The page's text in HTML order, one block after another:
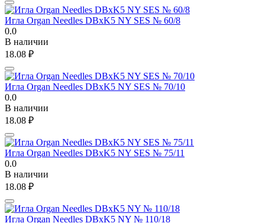
Игла Organ Needles DBxK5 NY SES № 60/8
0.0
В наличии
18.08 ₽
Игла Organ Needles DBxK5 NY SES № 70/10
0.0
В наличии
18.08 ₽
Игла Organ Needles DBxK5 NY SES № 75/11
0.0
В наличии
18.08 ₽
Игла Organ Needles DBxK5 NY № 110/18